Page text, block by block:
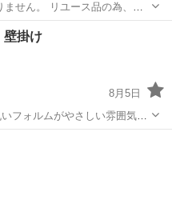
×奥
ー/鏡
掛け
8月5日
フォルムがやさしい雰囲気の
いに思ってください。 壁にか